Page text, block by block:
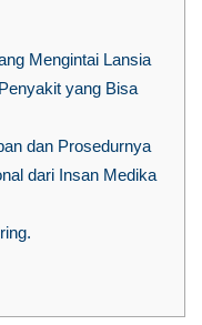
Mengintai Lansia
yang Bisa
dan Prosedurnya
dari Insan Medika